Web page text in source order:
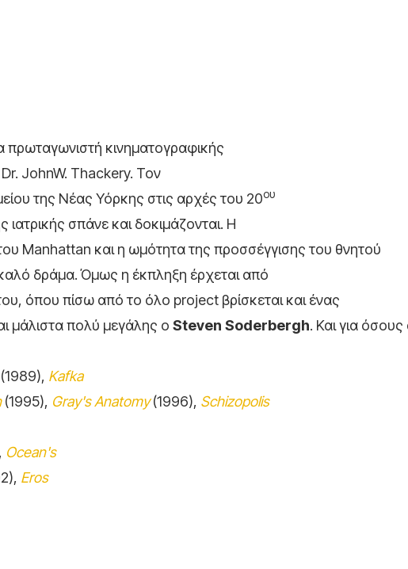
κινηματογραφικής
Dr. JohnW. Thackery. Τον
της Νέας Υόρκης στις αρχές του 20ου
σπάνε και δοκιμάζονται. Η
Manhattan και η ωμότητα της προσσέγγισης του θνητού
δράμα. Όμως η έκπληξη έρχεται από
όπου πίσω από το όλο project βρίσκεται και ένας
μάλιστα πολύ μεγάλης ο Steven Soderbergh. Και για
Kafka
(1995), Gray's Anatomy(1996), Schizopolis
Ocean's
Eros